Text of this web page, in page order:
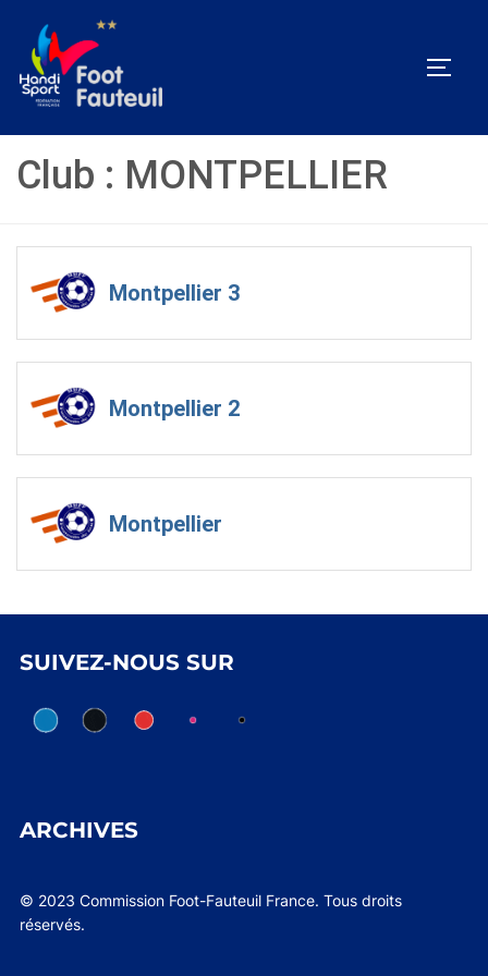
contenu
Club : MONTPELLIER
Montpellier 3
Montpellier 2
Montpellier
SUIVEZ-NOUS SUR
ARCHIVES
© 2023 Commission Foot-Fauteuil France. Tous droits
réservés.